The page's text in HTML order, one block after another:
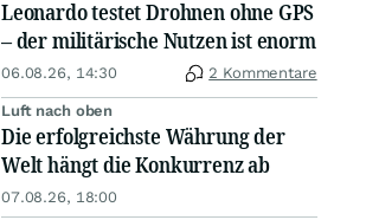
Leonardo testet Drohnen ohne GPS
– der militärische Nutzen ist enorm
06.08.26, 14:30 2 Kommentare
Luft nach oben
Die erfolgreichste Währung der
Welt hängt die Konkurrenz ab
07.08.26, 18:00